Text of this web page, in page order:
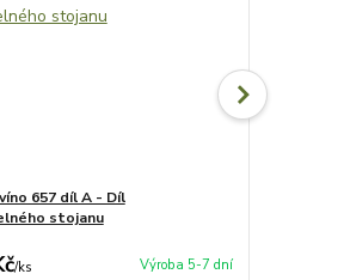
657 díl A - Díl
stojanu
/ks Výroba 5-7 dní